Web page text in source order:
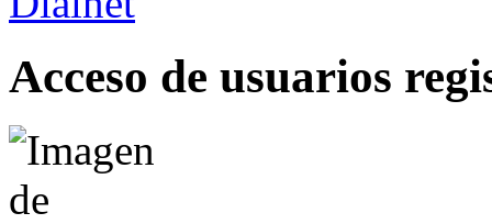
Acceso de usuarios